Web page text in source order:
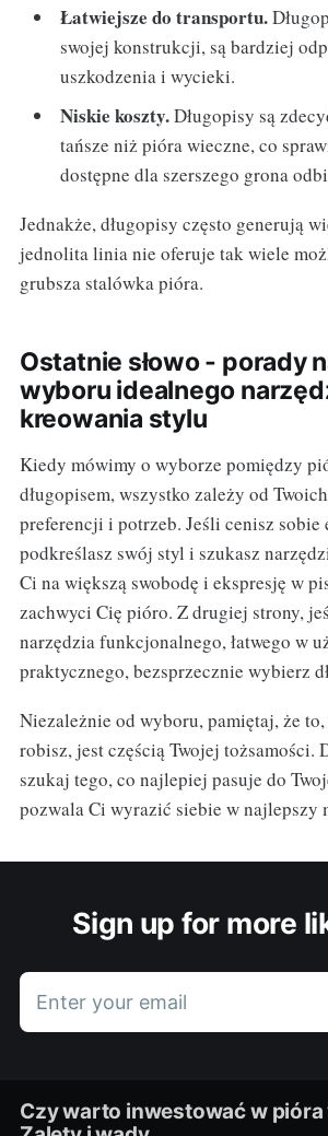
Łatwiejsze do transportu.
swojej konstrukcji, są bardziej
uszkodzenia i wycieki.
Niskie koszty.Długopisy są
tańsze niż pióra wieczne, co
dostępne dla szerszego grona
Jednakże, długopisy często generują
jednolita linia nie oferuje tak wiele
grubsza stalówka pióra.
Ostatnie słowo - porady
wyboru idealnego
kreowania stylu
Kiedy mówimy o wyborze pomiędzy
długopisem, wszystko zależy od
preferencji i potrzeb. Jeśli cenisz sobie
podkreślasz swój styl i szukasz
Ci na większą swobodę i ekspresję w
zachwyci Cię pióro. Z drugiej strony,
narzędzia funkcjonalnego, łatwego w
praktycznego, bezsprzecznie wybierz
Niezależnie od wyboru, pamiętaj, że
robisz, jest częścią Twojej tożsamości.
szukaj tego, co najlepiej pasuje do
pozwala Ci wyrazić siebie w najlepszy
Sign up for more
Enter your email
Czy warto inwestować w pióra